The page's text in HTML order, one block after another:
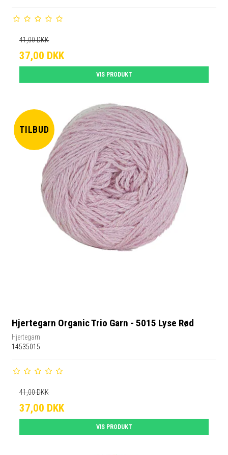
41,00 DKK
37,00 DKK
VIS PRODUKT
TILBUD
Hjertegarn Organic Trio Garn - 5015 Lyse Rød
Hjertegarn
14535015
41,00 DKK
37,00 DKK
VIS PRODUKT